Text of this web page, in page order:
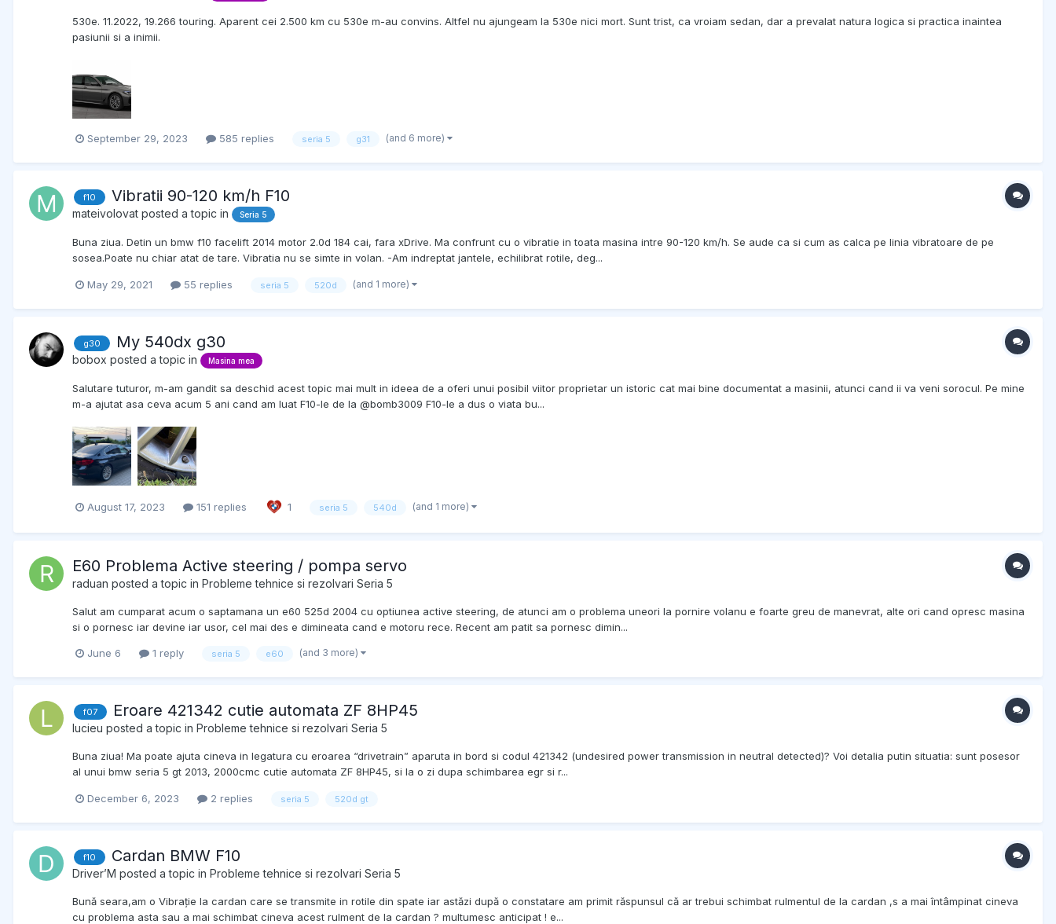
530e. 11.2022, 19.266 touring. Aparent cei 2.500 km cu 530e m-au convins. Altfel nu ajungeam la 530e nici mort. Sunt trist, ca vroiam sedan, dar a prevalat natura logica si practica inaintea
pasiunii si a inimii.
September 29, 2023 585 replies seria 5 g31 (and 6 more)
f10 Vibratii 90-120 km/h F10
mateivolovat posted a topic in Seria 5
Buna ziua. Detin un bmw f10 facelift 2014 motor 2.0d 184 cai, fara xDrive. Ma confrunt cu o vibratie in toata masina intre 90-120 km/h. Se aude ca si cum as calca pe linia vibratoare de pe
sosea.Poate nu chiar atat de tare. Vibratia nu se simte in volan. -Am indreptat jantele, echilibrat rotile, deg...
May 29, 2021 55 replies seria 5 520d (and 1 more)
g30 My 540dx g30
bobox posted a topic in Masina mea
Salutare tuturor, m-am gandit sa deschid acest topic mai mult in ideea de a oferi unui posibil viitor proprietar un istoric cat mai bine documentat a masinii, atunci cand ii va veni sorocul. Pe mine
m-a ajutat asa ceva acum 5 ani cand am luat F10-le de la @bomb3009 F10-le a dus o viata bu...
August 17, 2023 151 replies 1 seria 5 540d (and 1 more)
E60 Problema Active steering / pompa servo
raduan posted a topic in Probleme tehnice si rezolvari Seria 5
Salut am cumparat acum o saptamana un e60 525d 2004 cu optiunea active steering, de atunci am o problema uneori la pornire volanu e foarte greu de manevrat, alte ori cand opresc masina
si o pornesc iar devine iar usor, cel mai des e dimineata cand e motoru rece. Recent am patit sa pornesc dimin...
June 6 1 reply seria 5 e60 (and 3 more)
f07 Eroare 421342 cutie automata ZF 8HP45
lucieu posted a topic in Probleme tehnice si rezolvari Seria 5
Buna ziua! Ma poate ajuta cineva in legatura cu eroarea “drivetrain” aparuta in bord si codul 421342 (undesired power transmission in neutral detected)? Voi detalia putin situatia: sunt posesor
al unui bmw seria 5 gt 2013, 2000cmc cutie automata ZF 8HP45, si la o zi dupa schimbarea egr si r...
December 6, 2023 2 replies seria 5 520d gt
f10 Cardan BMW F10
Driver’M posted a topic in Probleme tehnice si rezolvari Seria 5
Bună seara,am o Vibrație la cardan care se transmite in rotile din spate iar astăzi după o constatare am primit răspunsul că ar trebui schimbat rulmentul de la cardan ,s a mai întâmpinat cineva
cu problema asta sau a mai schimbat cineva acest rulment de la cardan ? multumesc anticipat ! e...